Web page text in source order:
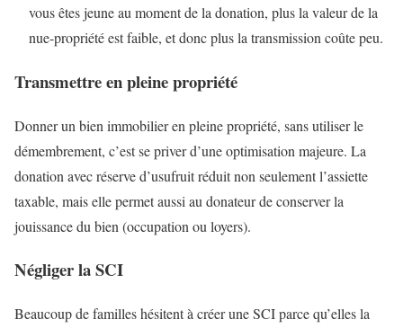
vous êtes jeune au moment de la donation, plus la valeur de la
nue-propriété est faible, et donc plus la transmission coûte peu.
Transmettre en pleine propriété
Donner un bien immobilier en pleine propriété, sans utiliser le
démembrement, c’est se priver d’une optimisation majeure. La
donation avec réserve d’usufruit réduit non seulement l’assiette
taxable, mais elle permet aussi au donateur de conserver la
jouissance du bien (occupation ou loyers).
Négliger la SCI
Beaucoup de familles hésitent à créer une SCI parce qu’elles la